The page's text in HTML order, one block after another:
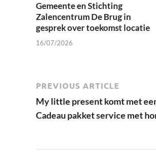
Gemeente en Stichting
Zalencentrum De Brug in
gesprek over toekomst locatie
16/07/2026
PREVIOUS ARTICLE
My little present komt met
Cadeau pakket service met